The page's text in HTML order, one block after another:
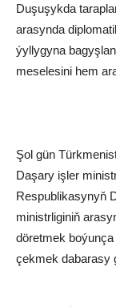
Duşuşykda
arasynda
ýyllygyna
meselesini hem
Şol gün
Daşary işler
Respublikasynyň
ministrliginiň
döretmek
çekmek dabarasy